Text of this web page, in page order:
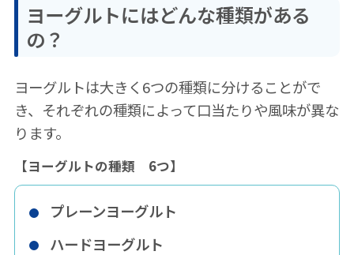
ヨーグルトにはどんな種類がある
の？
ヨーグルトは大きく6つの種類に分けることがで
き、それぞれの種類によって口当たりや風味が異な
ります。
【ヨーグルトの種類 6つ】
プレーンヨーグルト
ハードヨーグルト